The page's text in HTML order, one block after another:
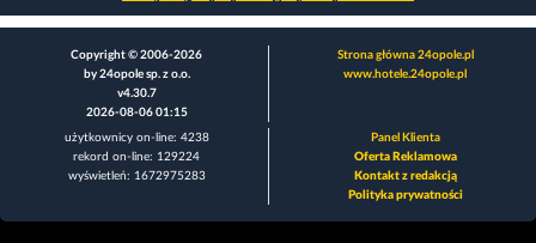
Copyright © 2006-2026
by 24opole sp. z o.o.
v4.30.7
2026-08-06 01:15
Strona główna 24opole.pl
www.hotele.24opole.pl
użytkownicy on-line: 4238
rekord on-line: 129224
wyświetleń: 1672975283
Panel Klienta
Oferta Reklamowa
Kontakt z redakcją
Polityka prywatności